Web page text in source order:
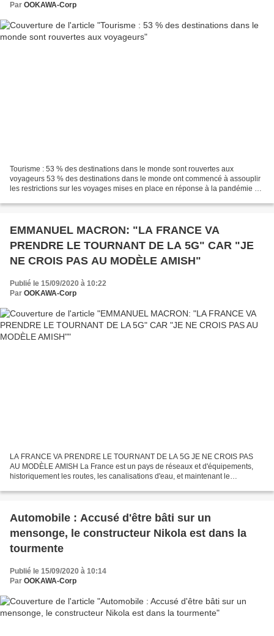
Par OOKAWA-Corp
Tourisme : 53 % des destinations dans le monde sont rouvertes aux
voyageurs 53 % des destinations dans le monde ont commencé à assouplir
les restrictions sur les voyages mises en place en réponse à la pandémie de
EMMANUEL MACRON: "LA FRANCE VA
PRENDRE LE TOURNANT DE LA 5G" CAR "JE
NE CROIS PAS AU MODÈLE AMISH"
Publié le 15/09/2020 à 10:22
Par OOKAWA-Corp
LA FRANCE VA PRENDRE LE TOURNANT DE LA 5G JE NE CROIS PAS
AU MODÈLE AMISH La France est un pays de réseaux et d'équipements,
historiquement les routes, les canalisations d'eau, et maintenant le
Automobile : Accusé d'être bâti sur un
mensonge, le constructeur Nikola est dans la
tourmente
Publié le 15/09/2020 à 10:14
Par OOKAWA-Corp